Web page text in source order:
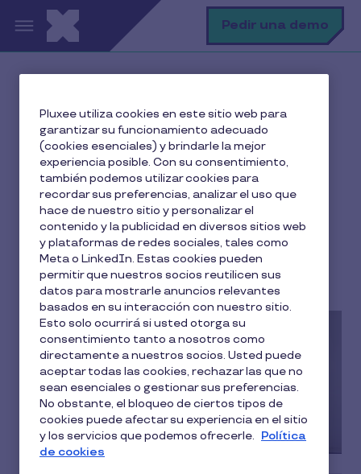
Pasar al contenido principal Pedir una demo
Gestión RRHH ¿Qué es la flexibilidad laboral?
¿Qué es la flexibilidad
laboral?
Selene Mora
10 min de lectura
30 Junio 2026
Pluxee utiliza cookies en este sitio web para
garantizar su funcionamiento adecuado
(cookies esenciales) y brindarle la mejor
experiencia posible. Con su consentimiento,
también podemos utilizar cookies para
recordar sus preferencias, analizar el uso que
hace de nuestro sitio y personalizar el
contenido y la publicidad en diversos sitios web
y plataformas de redes sociales, tales como
Meta o LinkedIn. Estas cookies pueden
permitir que nuestros socios reutilicen sus
datos para mostrarle anuncios relevantes
basados en su interacción con nuestro sitio.
Esto solo ocurrirá si usted otorga su
consentimiento tanto a nosotros como
directamente a nuestros socios. Usted puede
aceptar todas las cookies, rechazar las que no
sean esenciales o gestionar sus preferencias.
No obstante, el bloqueo de ciertos tipos de
cookies puede afectar su experiencia en el sitio
y los servicios que podemos ofrecerle. Política
de cookies